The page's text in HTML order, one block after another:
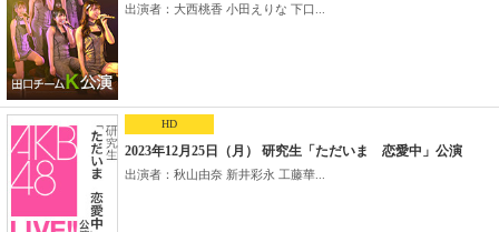
出演者：大西桃香 小田えりな 下口...
HD
2023年12月25日（月） 研究生「ただいま 恋愛中」公演
出演者：秋山由奈 新井彩永 工藤華...